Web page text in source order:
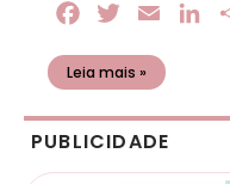
FacebookTwitterEmail
Leia mais »
PUBLICIDADE